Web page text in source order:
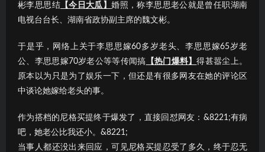
彬李思思结【今日大瓜】婚照，称李思思老公就是曾任职湖南
电视台台长、湖南省政协副主席的魏文彬。
于是乎，网络上关于李思思嫁60多岁老头、李思思嫁65岁老
公、李思思嫁70岁老公等等传闻搞 【热门爆料】得甚嚣尘上。
原本以为只是为了娱乐一下，但还是有很多网友在她的评论区
中谈论她嫁给老头的事。
作为搭档的尼格买提终于爆发了，直接回怼网友：&8221;有病
吧，她老公比我还小。&8221;
当事人都还没出来回应，可见尼格买提忍受了多久，终于忍无